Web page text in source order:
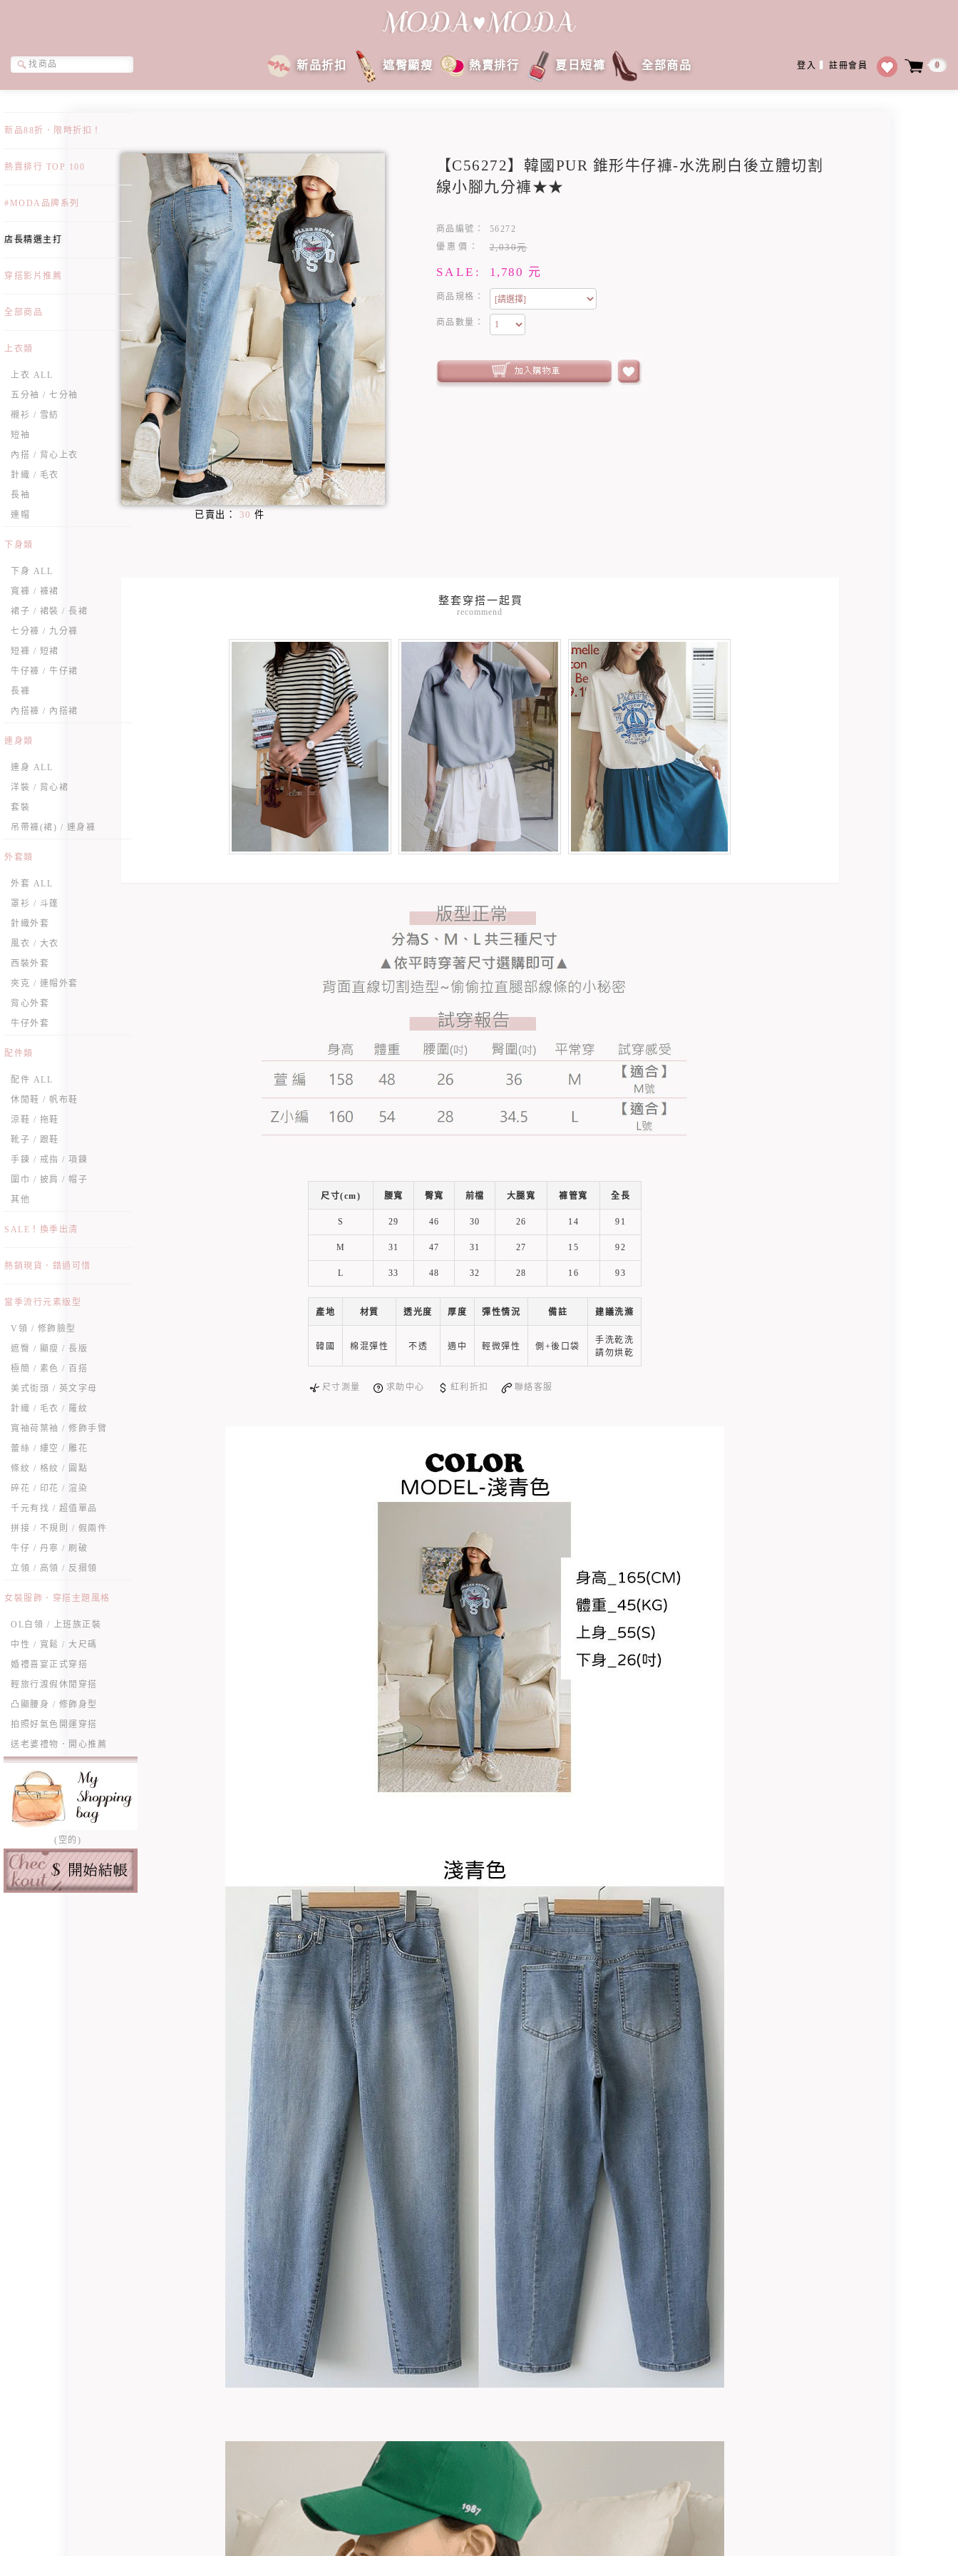
登入 註冊會員 0
新品折扣 遮臀顯瘦 熱賣排行 夏日短褲 全部商品
新品88折．限時折扣！
熱賣排行 TOP 100
#MODA品牌系列
店長精選主打
穿搭影片推薦
全部商品
上衣類
上衣 ALL
五分袖 / 七分袖
襯衫 / 雪紡
短袖
內搭 / 背心上衣
針織 / 毛衣
長袖
連帽
下身類
下身 ALL
寬褲 / 褲裙
裙子 / 裙裝 / 長裙
七分褲 / 九分褲
短褲 / 短裙
牛仔褲 / 牛仔裙
長褲
內搭褲 / 內搭裙
連身類
連身 ALL
洋裝 / 背心裙
套裝
吊帶褲(裙) / 連身褲
外套類
外套 ALL
罩衫 / 斗篷
針織外套
風衣 / 大衣
西裝外套
夾克 / 連帽外套
背心外套
牛仔外套
配件類
配件 ALL
休閒鞋 / 帆布鞋
涼鞋 / 拖鞋
靴子 / 跟鞋
手鍊 / 戒指 / 項鍊
圍巾 / 披肩 / 帽子
其他
SALE！換季出清
熱銷現貨．錯過可惜
當季流行元素版型
V領 / 修飾臉型
遮臀 / 顯瘦 / 長版
極簡 / 素色 / 百搭
美式街頭 / 英文字母
針織 / 毛衣 / 羅紋
寬袖荷葉袖 / 修飾手臂
蕾絲 / 縷空 / 雕花
條紋 / 格紋 / 圓點
碎花 / 印花 / 渲染
千元有找 / 超值單品
拼接 / 不規則 / 假兩件
牛仔 / 丹寧 / 刷破
立領 / 高領 / 反摺領
女裝服飾．穿搭主題風格
OL白領 / 上班族正裝
中性 / 寬鬆 / 大尺碼
婚禮喜宴正式穿搭
輕旅行渡假休閒穿搭
凸顯腰身 / 修飾身型
拍照好氣色開運穿搭
送老婆禮物．開心推薦
(空的)
已賣出： 30 件
【C56272】韓國PUR 錐形牛仔褲-水洗刷白後立體切割
線小腳九分褲★★
商品編號：
56272
優惠價：
2,030元
SALE: 1,780 元
商品規格：
商品數量：
recommend
尺寸(cm) 腰寬 臀寬 前檔 大腿寬 褲管寬 全長
S 29 46 30 26 14 91
M 31 47 31 27 15 92
L 33 48 32 28 16 93
產地 材質 透光度 厚度 彈性情況 備註 建議洗滌
韓國 棉混彈性 不透 適中 輕微彈性 側+後口袋
手洗乾洗
請勿烘乾
尺寸測量 求助中心 紅利折扣 聯絡客服